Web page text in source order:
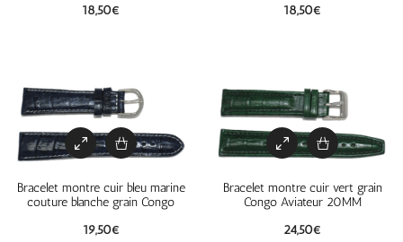
18,50€
18,50€
Bracelet montre cuir bleu marine
couture blanche grain Congo
19,50€
Bracelet montre cuir vert grain
Congo Aviateur 20MM
24,50€